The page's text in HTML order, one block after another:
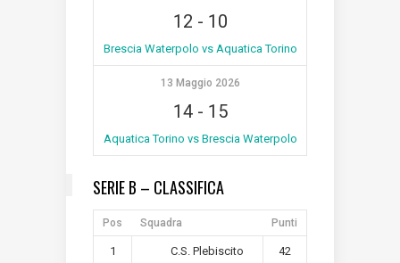
12 - 10
Brescia Waterpolo vs Aquatica Torino
13 Maggio 2026
14- 15
Aquatica Torino vs Brescia Waterpolo
SERIE B – CLASSIFICA
Pos Squadra Punti
1
C.S. Plebiscito
42